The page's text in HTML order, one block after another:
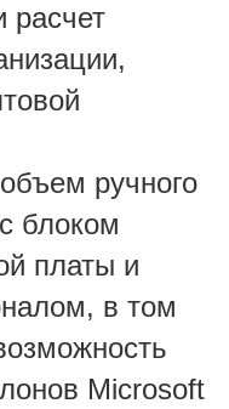
расчет
ручного
блоком
платы и
в том
Microsoft